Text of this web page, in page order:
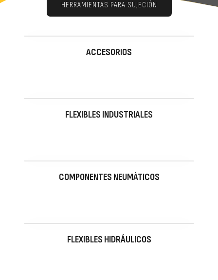
HERRAMIENTAS PARA SUJECIÓN
ACCESORIOS
FLEXIBLES INDUSTRIALES
COMPONENTES NEUMÁTICOS
FLEXIBLES HIDRÁULICOS